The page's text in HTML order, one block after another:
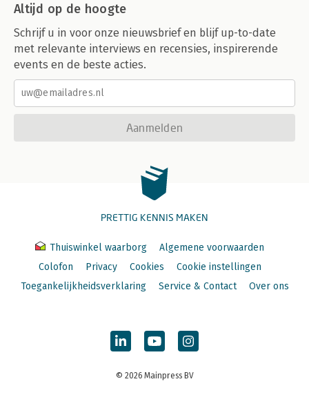
Altijd op de hoogte
Schrijf u in voor onze nieuwsbrief en blijf up-to-date
met relevante interviews en recensies, inspirerende
events en de beste acties.
Aanmelden
PRETTIG KENNIS MAKEN
Thuiswinkel waarborg
Algemene voorwaarden
Colofon
Privacy Cookies
Cookie instellingen
Toegankelijkheidsverklaring
Service & Contact Over ons
© 2026 Mainpress BV